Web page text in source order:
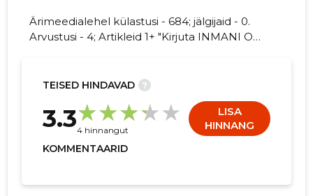
Ärimeedialehel külastusi - 684; jälgijaid - 0.
Arvustusi - 4; Artikleid 1+ "Kirjuta INMANI OÜ
TEISED HINDAVAD ?
3.34 hinnangut
LISA
HINNANG
KOMMENTAARID